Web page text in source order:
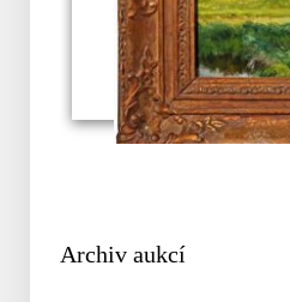
Archiv aukcí